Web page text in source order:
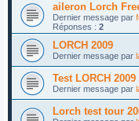
aileron Lorch
Dernier message par
Réponses : 2
LORCH 2009
Dernier message par
Test LORCH 2009
Dernier message par
Lorch test tour